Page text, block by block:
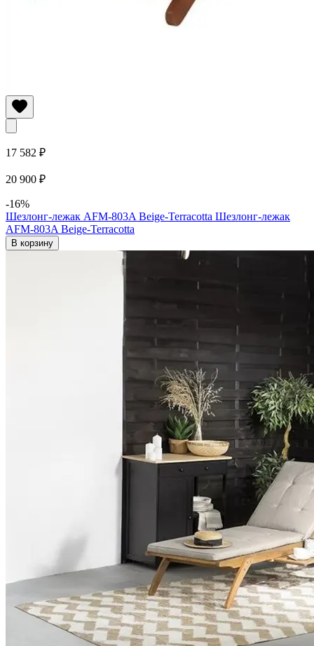
17 582 ₽
20 900 ₽
-16%
Шезлонг-лежак AFM-803A Beige-Terracotta Шезлонг-лежак
AFM-803A Beige-Terracotta
В корзину